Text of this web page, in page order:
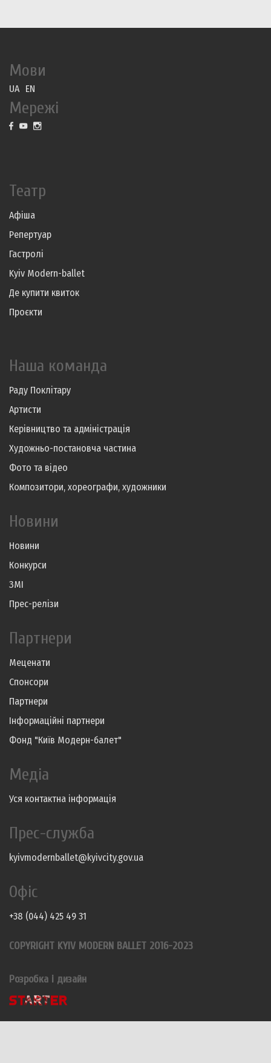
Мови
UA EN
Мережі
Театр
Афіша
Репертуар
Гастролі
Kyiv Modern-ballet
Де купити квиток
Проєкти
Наша команда
Раду Поклітару
Артисти
Керівництво та адміністрація
Художньо-постановча частина
Фото та відео
Композитори, хореографи, художники
Новини
Новини
Конкурси
ЗМІ
Прес-релізи
Партнери
Меценати
Спонсори
Партнери
Інформаційні партнери
Фонд "Київ Модерн-балет"
Медіа
Уся контактна інформація
Прес-служба
kyivmodernballet@kyivcity.gov.ua
Офіс
+38 (044) 425 49 31
COPYRIGHT KYIV MODERN BALLET 2016-2023
Розробка і дизайн